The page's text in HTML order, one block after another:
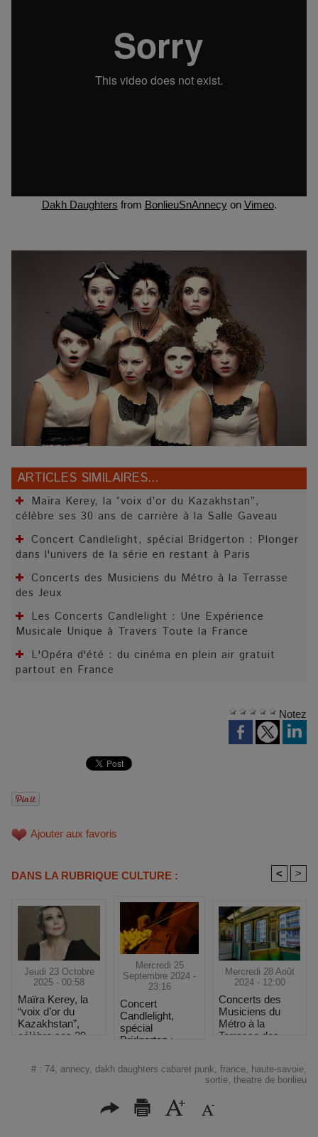
Dakh Daughters from BonlieuSnAnnecyon Vimeo.
ARTICLES SIMILAIRES...
Maïra Kerey, la “voix d’or du Kazakhstan”,
célèbre ses 30 ans de carrière à la Salle Gaveau
Concert Candlelight, spécial Bridgerton : Plonger
dans l'univers de la série en restant à Paris
Concerts des Musiciens du Métro à la Terrasse
des Jeux
Les Concerts Candlelight : Une Expérience
Musicale Unique à Travers Toute la France
L'Opéra d'été : du cinéma en plein air gratuit
partout en France
Notez
Ajouter aux favoris
DANS LA RUBRIQUE CULTURE : < >
Jeudi 23 Octobre
2025 - 00:58
Maïra Kerey, la
“voix d’or du
Kazakhstan”,
célèbre ses 30
Mercredi 25
Septembre 2024 -
23:16
Concert
Candlelight,
spécial
Bridgerton :
l'univers de la
série en restant
Mercredi 28 Août
2024 - 12:00
Concerts des
Musiciens du
Métro à la
Terrasse des
# : 74 annecy dakh daughters cabaret punk france haute-savoie
sortie theatre de bonlieu